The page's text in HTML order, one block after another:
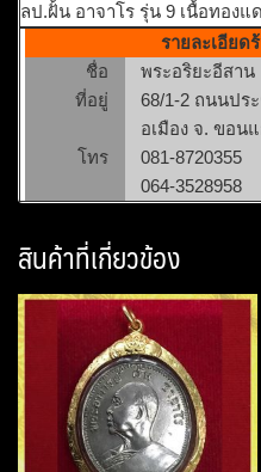
ลป.ฝั้น อาจาโร รุ่น 9 เนื้อทองแ
รายละเอียด
ชื่อ
พระอริยะอีสาน
ที่อยู่
68/1-2 ถนนปร
อเมือง จ. ขอน
โทร
081-8720355
064-3528958
สินค้าที่เกี่ยวข้อง